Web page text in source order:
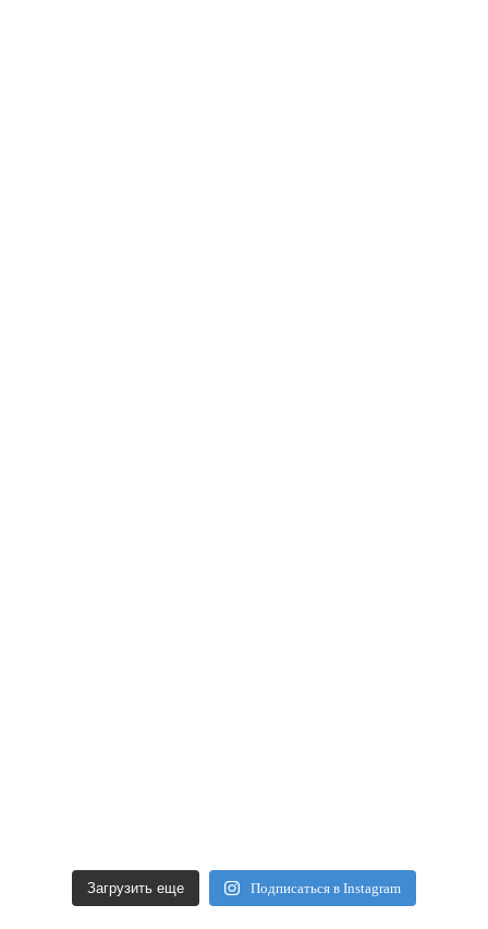
Загрузить еще Подписаться в Instagram